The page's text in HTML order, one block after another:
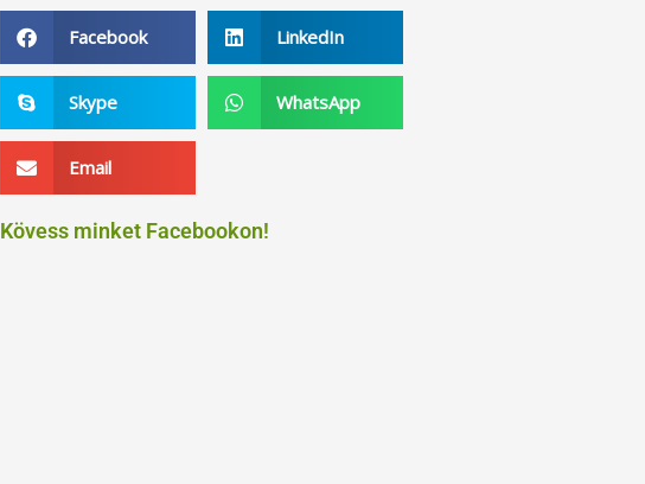
Facebook LinkedIn
Skype WhatsApp
Email
Kövess minket Facebookon!